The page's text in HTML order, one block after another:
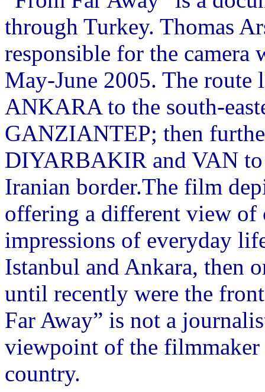
through Turkey. Thomas
responsible for the
May-June 2005. The
ANKARA to the south-
GANZIANTEP; then
DIYARBAKIR and VAN
Iranian border.The film
offering a different view of
impressions of everyday
Istanbul and Ankara, then
until recently were the
Far Away” is not a
viewpoint of the filmmaker
country.